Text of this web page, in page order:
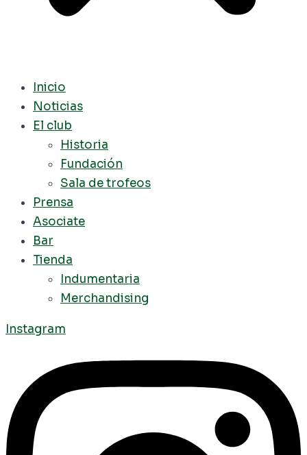
Inicio
Noticias
El club
Historia
Fundación
Sala de trofeos
Prensa
Asociate
Bar
Tienda
Indumentaria
Merchandising
Instagram